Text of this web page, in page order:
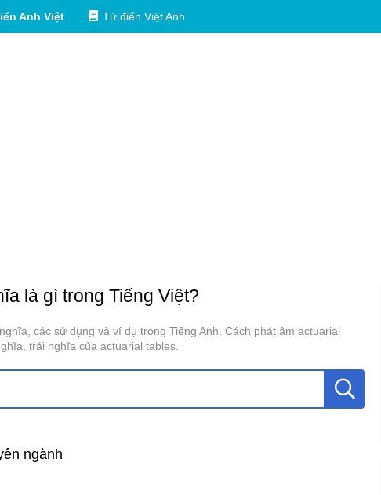
Anh Việt Từ điển Việt Anh
là gì trong Tiếng Việt?
các sử dụng và ví dụ trong Tiếng Anh. Cách phát âm actuarial
trái nghĩa của actuarial tables.
ngành